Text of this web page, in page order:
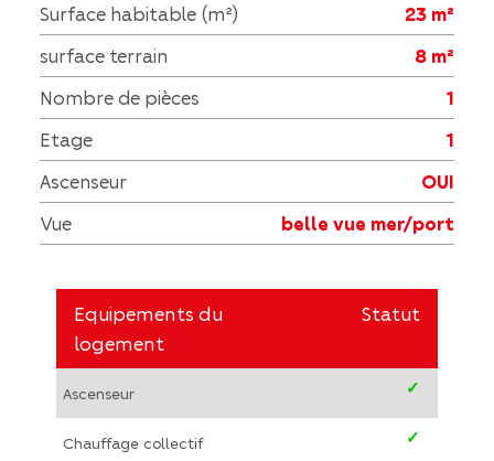
Surface habitable (m²)
23 m²
surface terrain
8 m²
Nombre de pièces
1
Etage
1
Ascenseur
OUI
Vue
belle vue mer/port
Equipements du
logement
Statut
Ascenseur ✓
Chauffage collectif ✓